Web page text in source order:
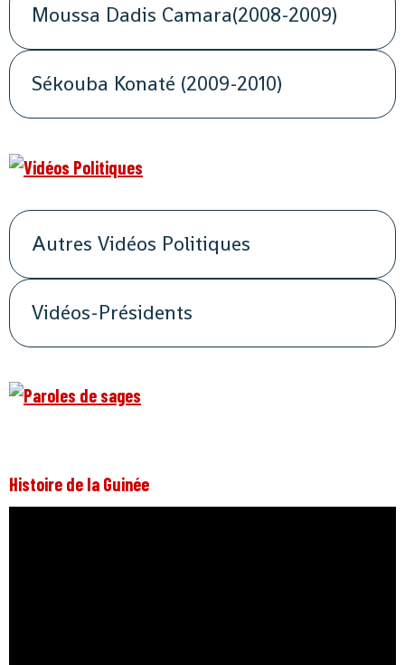
Moussa Dadis Camara(2008-2009)
Sékouba Konaté (2009-2010)
Autres Vidéos Politiques
Vidéos-Présidents
Histoire de la Guinée